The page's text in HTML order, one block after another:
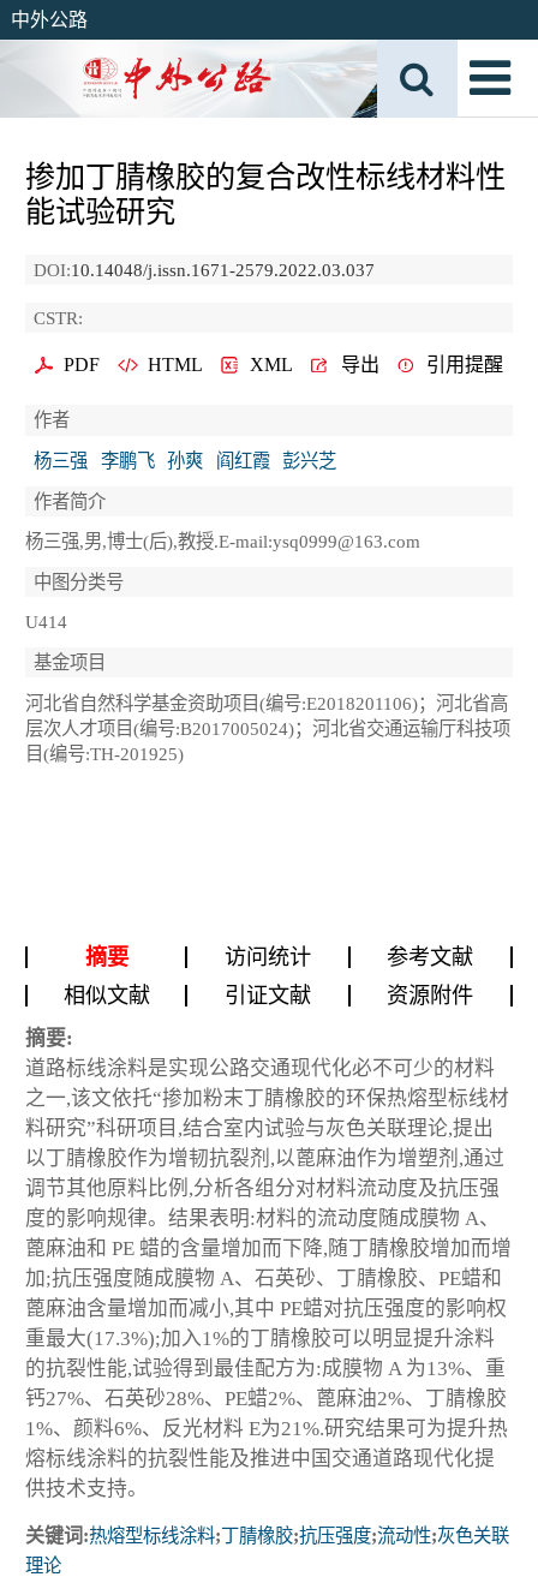
中外公路
掺加丁腈橡胶的复合改性标线材料性
能试验研究
DOI:10.14048/j.issn.1671-2579.2022.03.037
CSTR:
PDF HTML XML 导出 引用提醒
作者
杨三强
李鹏飞 孙爽 阎红霞
彭兴芝
作者简介
杨三强,男,博士(后),教授.E-mail:ysq0999@163.com
中图分类号
U414
基金项目
河北省自然科学基金资助项目(编号:E2018201106)；河北省高
层次人才项目(编号:B2017005024)；河北省交通运输厅科技项
目(编号:TH-201925)
摘要 访问统计
参考文献
相似文献
引证文献 资源附件
摘要:
道路标线涂料是实现公路交通现代化必不可少的材料
之一,该文依托“掺加粉末丁腈橡胶的环保热熔型标线材
料研究”科研项目,结合室内试验与灰色关联理论,提出
以丁腈橡胶作为增韧抗裂剂,以蓖麻油作为增塑剂,通过
调节其他原料比例,分析各组分对材料流动度及抗压强
度的影响规律。结果表明:材料的流动度随成膜物 A、
蓖麻油和 PE 蜡的含量增加而下降,随丁腈橡胶增加而增
加;抗压强度随成膜物 A、石英砂、丁腈橡胶、PE蜡和
蓖麻油含量增加而减小,其中 PE蜡对抗压强度的影响权
重最大(17.3%);加入1%的丁腈橡胶可以明显提升涂料
的抗裂性能,试验得到最佳配方为:成膜物 A 为13%、重
钙27%、石英砂28%、PE蜡2%、蓖麻油2%、丁腈橡胶
1%、颜料6%、反光材料 E为21%.研究结果可为提升热
熔标线涂料的抗裂性能及推进中国交通道路现代化提
供技术支持。
关键词:热熔型标线涂料;丁腈橡胶;抗压强度;流动性;灰色关联
理论